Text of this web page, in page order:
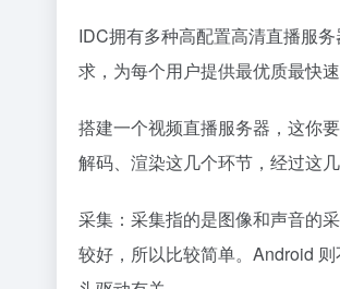
IDC拥有多种高配置高清直播服
求，为每个用户提供最优质最快速
搭建一个视频直播服务器，这你
解码、渲染这几个环节，经过这
采集：采集指的是图像和声音的
较好，所以比较简单。Android